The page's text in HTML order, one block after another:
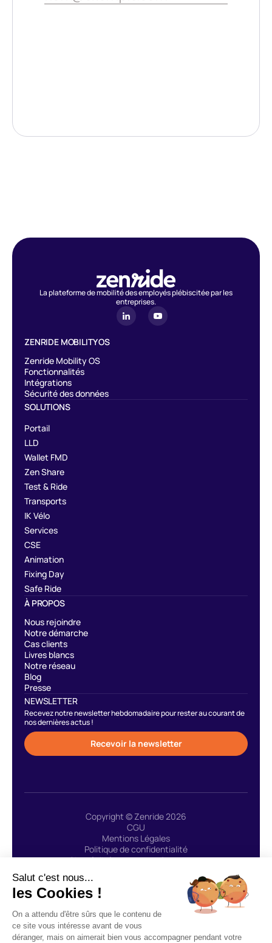
La plateforme de mobilité des employés plébiscitée par les
entreprises.
ZENRIDE MOBILITY OS
Zenride Mobility OS
Fonctionnalités
Intégrations
Sécurité des données
SOLUTIONS
Portail
LLD
Wallet FMD
Zen Share
Test & Ride
Transports
IK Vélo
Services
CSE
Animation
Fixing Day
Safe Ride
À PROPOS
Nous rejoindre
Notre démarche
Cas clients
Livres blancs
Notre réseau
Blog
Presse
NEWSLETTER
Recevez notre newsletter hebdomadaire pour rester au courant de
nos dernières actus !
Recevoir la newsletter
Copyright © Zenride 2026
CGU
Mentions Légales
Politique de confidentialité
Site réalisé avec 🩷 par Greenstory
ZENRIDE fait appel au prestataire de service de
paiement LEMONWAY : « Agent de Lemonway (établissement de
paiement dont le siège social est situé au 8, rue du Sentier 75002
Salut c'est nous...
les Cookies !
On a attendu d'être sûrs que le contenu de
ce site vous intéresse avant de vous
déranger, mais on aimerait bien vous accompagner pendant votre